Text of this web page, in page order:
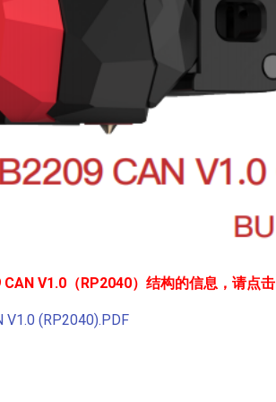
CAN V1.0（RP2040）结构的信息，请点击
V1.0 (RP2040).PDF